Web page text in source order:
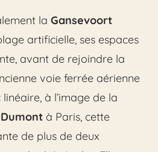
la Gansevoort
artificielle, ses espaces
avant de rejoindre la
voie ferrée aérienne
à l’image de la
à Paris, cette
de plus de deux